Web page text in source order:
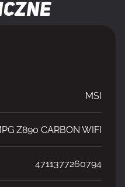
MSI
Z890 CARBON WIFI
4711377260794